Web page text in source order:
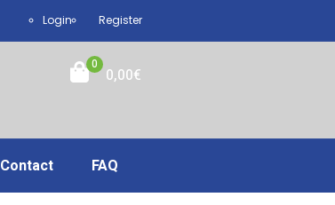
Login Register
0
0,00€
Contact FAQ